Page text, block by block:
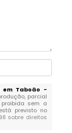
em Taboão -
parcial
sem a
previsto no
sobre direitos